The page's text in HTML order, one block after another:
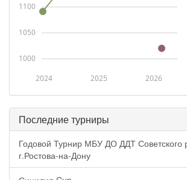
2024 2025 2026
1000
1050
1100
Последние турниры
Годовой Турнир МБУ ДО ДДТ Советского
г.Ростова-на-Дону